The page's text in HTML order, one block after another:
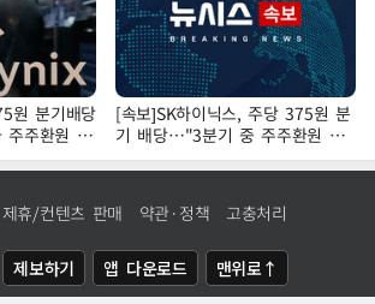
원 분기배당
주환원 발
[속보]SK하이닉스, 주당 375원 분
기 배당…"3분기 중 주주환원 방
안 확정"
제휴/컨텐츠 판매 약관·정책 고충처리
제보하기 앱 다운로드 맨위로↑